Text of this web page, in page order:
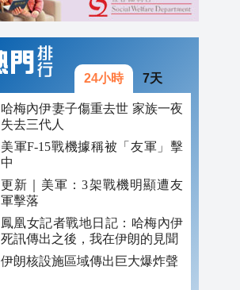
24小時 7天
哈梅內伊妻子傷重去世 家族一夜
失去三代人
美軍F-15戰機據稱被「友軍」擊
中
更新｜美軍：3架戰機明顯遭友
軍擊落
鳳凰女記者戰地日記：哈梅內伊
死訊傳出之後，我在伊朗的見聞
伊朗核設施區域傳出巨大爆炸聲